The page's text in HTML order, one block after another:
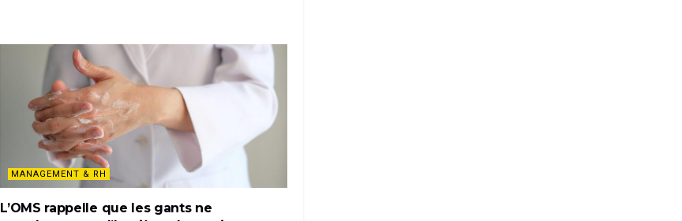
MANAGEMENT & RH
L’OMS rappelle que les gants ne